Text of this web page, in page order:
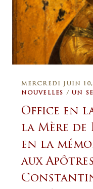
MERCREDI JUIN
NOUVELLES
/UN
Office en
la Mère de
en la
aux